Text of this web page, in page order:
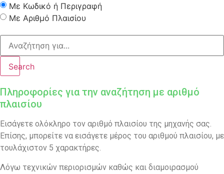
Με Κωδικό ή Περιγραφή
Με Αριθμό Πλαισίου
Search
Πληροφορίες για την αναζήτηση με αριθμό
πλαισίου
Εισάγετε ολόκληρο τον αριθμό πλαισίου της μηχανής σας.
Επίσης, μπορείτε να εισάγετε μέρος του αριθμού πλαισίου, με
τουλάχιστον 5 χαρακτήρες.
Λόγω τεχνικών περιορισμών καθώς και διαμοιρασμού